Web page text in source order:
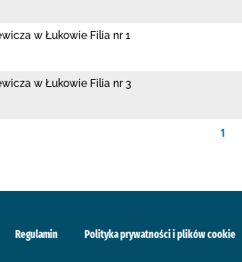
w Łukowie Filia nr 1
w Łukowie Filia nr 3
1
Regulamin Polityka prywatności i plików cookie